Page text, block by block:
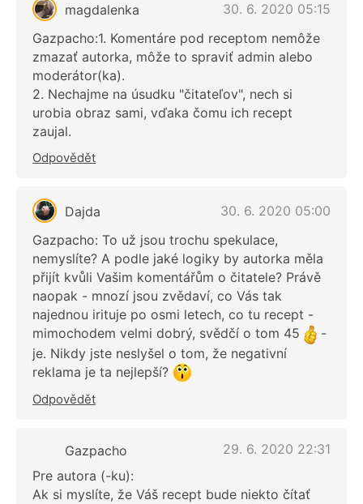
magdalenka
30. 6. 2020 05:15
Gazpacho:1. Komentáre pod receptom nemôže
zmazať autorka, môže to spraviť admin alebo
moderátor(ka).
2. Nechajme na úsudku "čitateľov", nech si
urobia obraz sami, vďaka čomu ich recept
zaujal.
Odpovědět
Dajda
30. 6. 2020 05:00
Gazpacho: To už jsou trochu spekulace,
nemyslíte? A podle jaké logiky by autorka měla
přijít kvůli Vašim komentářům o čitatele? Právě
naopak - mnozí jsou zvědaví, co Vás tak
najednou irituje po osmi letech, co tu recept -
mimochodem velmi dobrý, svědčí o tom 45
-
je. Nikdy jste neslyšel o tom, že negativní
reklama je ta nejlepší?
Odpovědět
Gazpacho
29. 6. 2020 22:31
Pre autora (-ku):
Ak si myslíte, že Váš recept bude niekto čítať